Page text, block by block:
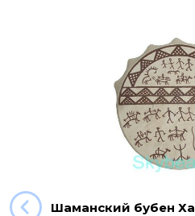
Шаманский бубен